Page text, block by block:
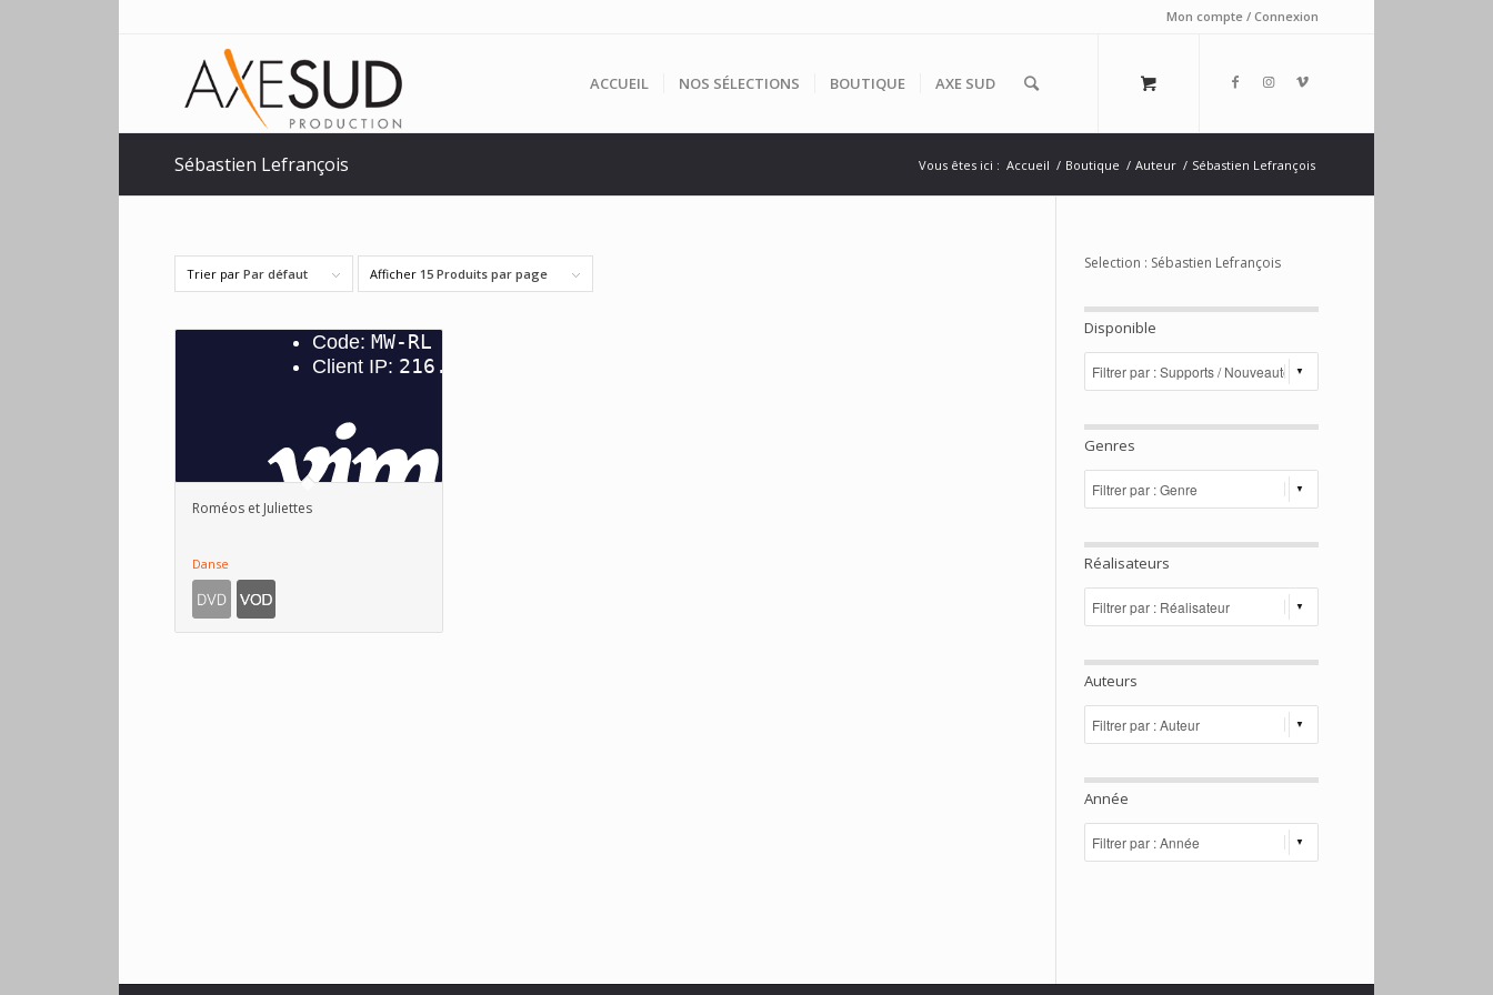
Mon compte / Connexion
ACCUEIL NOS SÉLECTIONS BOUTIQUE AXE SUD
Sébastien Lefrançois Vous êtes ici : Accueil / Boutique / Auteur / Sébastien Lefrançois
Trier par Par défaut Afficher 15 Produits par page
Roméos et Juliettes
Danse
Selection : Sébastien Lefrançois
Disponible
Genres
Réalisateurs
Auteurs
Année